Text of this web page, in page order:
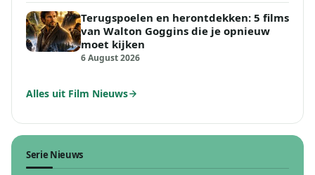
Terugspoelen en herontdekken: 5 films
van Walton Goggins die je opnieuw
moet kijken
6 August 2026
Alles uit Film Nieuws
Serie Nieuws